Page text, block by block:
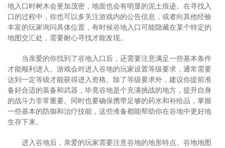
地入口时树木会更加茂密，地面也会有明显的泥土痕迹。在寻找入
口的过程中，你也可以多关注游戏内的公告信息，或者向其他经验
丰富的玩家询问具体位置，有时候谷地入口可能隐藏在某个特定的
地图交汇处，需要耐心寻找才能发现。
当亲爱的你找到了谷地入口后，还需要注意满足一些基本条件
才能顺利进入。游戏会对进入谷地的玩家设置等级要求，通常需要
达到一定等级才能获得进入资格。除了等级要求外，建议你提前准
备好合适的装备和武器，毕竟谷地是个充满挑战的地方，提升自身
的战斗力非常重要。同时也要确保携带足够的药水和补给品，掌握
一些基本的防御和治疗技能，这些准备都能帮助你在谷地中更好地
生存下来。
进入谷地后，亲爱的玩家需要注意谷地的地形特点。谷地地图